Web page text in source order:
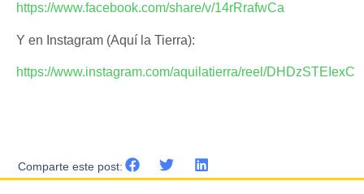
https://www.facebook.com/share/v/14rRrafwCa
Y en Instagram (Aquí la Tierra):
https://www.instagram.com/aquilatierra/reel/DHDzSTEIexC
Comparte este post: